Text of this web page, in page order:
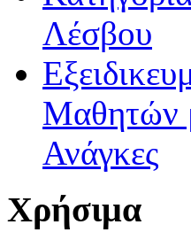
Λέσβου
Μαθητών
Ανάγκες
Χρήσιμα